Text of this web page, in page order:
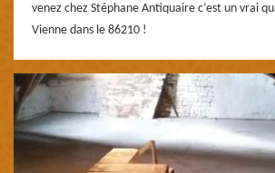
venez chez Stéphane Antiquaire c’est un vrai
Vienne dans le 86210 !